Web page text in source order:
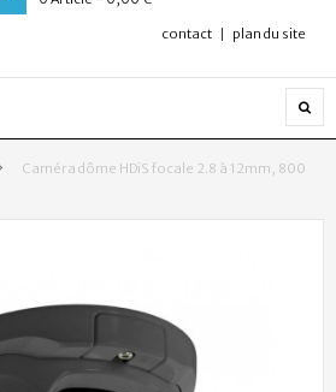
contact plan du site
>
Caméra dôme HDiS focale 2.8 à 12mm, 800